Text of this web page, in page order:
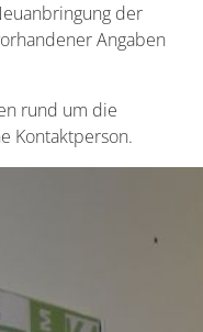
der
Angaben
rund um die
Kontaktperson.